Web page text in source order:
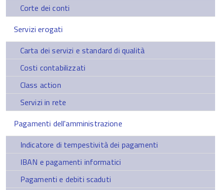
Corte dei conti
Servizi erogati
Carta dei servizi e standard di qualità
Costi contabilizzati
Class action
Servizi in rete
Pagamenti dell'amministrazione
Indicatore di tempestività dei pagamenti
IBAN e pagamenti informatici
Pagamenti e debiti scaduti